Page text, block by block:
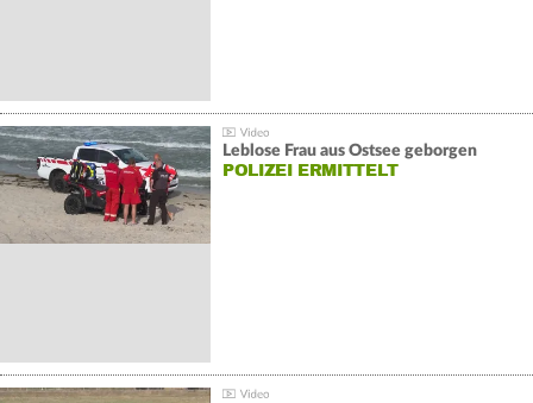
Leblose Frau aus Ostsee geborgen
POLIZEI ERMITTELT